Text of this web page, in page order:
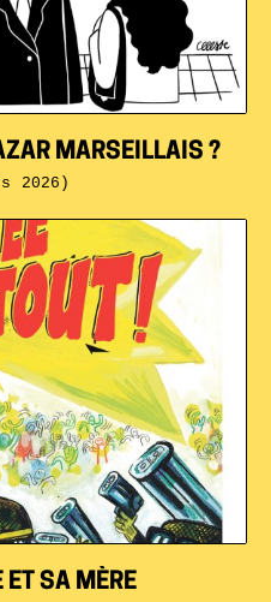
ET SA MÈRE
MARSEILLAIS ?
2026)